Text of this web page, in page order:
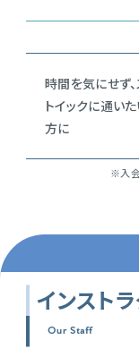
時間を気にせず、
トイックに通い
方に
※入会
インストラ
Our Staff